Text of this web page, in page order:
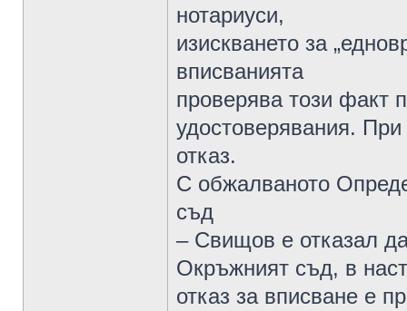
нотариуси,
изискването за
вписванията
проверява този факт
удостоверявания.
отказ.
С обжалваното
съд
– Свищов е отказал
Окръжният съд, в
отказ за вписване е